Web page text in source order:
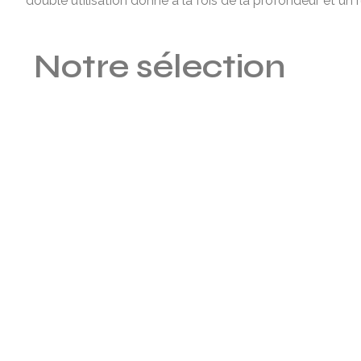
Notre sélection